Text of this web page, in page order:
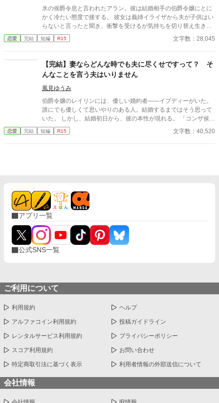
なりますので、どうぞ広い心でお読みくださいませ。 ※※大した
ざまぁはない予定です。気持ちがすれ違ってしまっている二人の
ラブストーリーです。 ※この作品は小説家になろうにも投稿して
います。
氷の侯爵令息と言われたアラン。彼は結婚相手の伯爵令嬢にとに
かく冷たい態度で接する。 彼女は義姉イライザから夫が子供はい
らないと言ったと聞き、衝撃を受けるが気持ちを切り替え生きて
いく。
恋愛 完結 短編 R15 文字数：28,045
【完結】妻ならどんな時でも夫に尽くせですって？ そ
んなことを言う夫はいりません
風見ゆうみ
伯爵令嬢のレイリンには、優しい婚約者――イブディーがいた。
誰にでも優しくて思いやりのある人。結婚するまではそう思って
いた。 しかし、結婚初日から、彼の本性が現れる。 「コンザ侯爵
家に嫁いだ以上、妻は夫の言うことを何でも聞かなければならな
い」そう言ったその日から、レイリンに対して酷い扱いをするよ
恋愛 完結 短編 R15 文字数：40,520
アプリ一覧
公式SNS一覧
ご利用について
利用規約 ヘルプ
アルファコイン利用規約 投稿ガイドライン
レンタルサービス利用規約 プライバシーポリシー
スコア利用規約 お問い合わせ
特定商取引法に基づく表示 利用者情報の外部送信について
会社情報